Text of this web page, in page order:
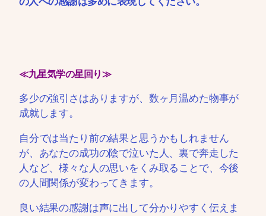
≪九星気学の星回り≫
多少の強引さはありますが、数ヶ月温めた物事が
成就します。
自分では当たり前の結果と思うかもしれません
が、あなたの成功の陰で泣いた人、裏で奔走した
人など、様々な人の思いをくみ取ることで、今後
の人間関係が変わってきます。
良い結果の感謝は声に出して分かりやすく伝えま